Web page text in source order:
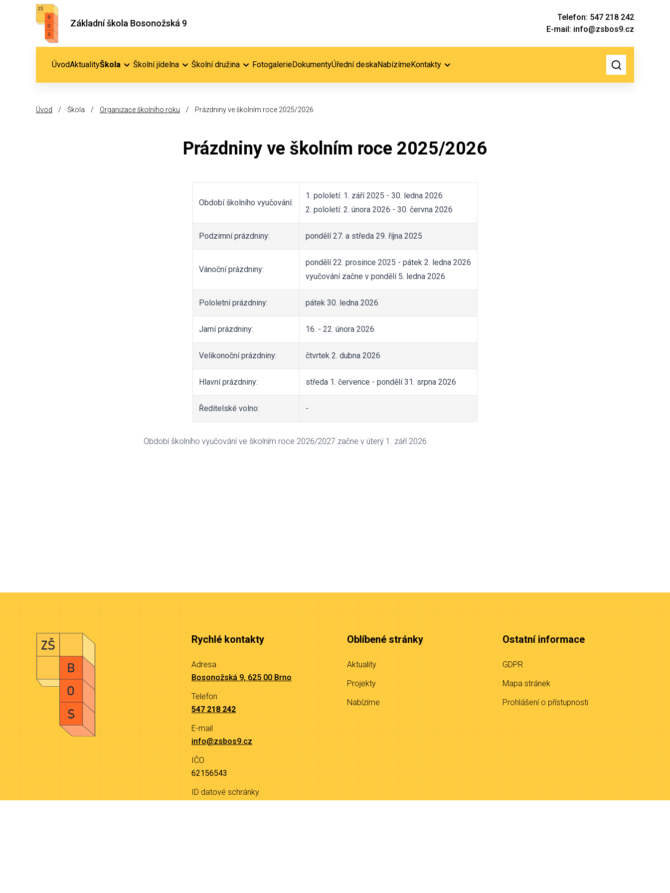
Základní škola Bosonožská 9
Telefon: 547 218 242
E-mail: info@zsbos9.cz
ÚvodAktualityŠkola Školní jídelna Školní družina FotogalerieDokumentyÚřední deskaNabízímeKontakty
Úvod / Škola / Organizace školního roku / Prázdniny ve školním roce 2025/2026
Prázdniny ve školním roce 2025/2026
Období školního vyučování:
1. pololetí: 1. září 2025 - 30. ledna 2026
2. pololetí: 2. února 2026 - 30. června 2026
Podzimní prázdniny: pondělí 27. a středa 29. října 2025
Vánoční prázdniny:
pondělí 22. prosince 2025 - pátek 2. ledna 2026
vyučování začne v pondělí 5. ledna 2026
Pololetní prázdniny: pátek 30. ledna 2026
Jarní prázdniny: 16. - 22. února 2026
Velikonoční prázdniny: čtvrtek 2. dubna 2026
Hlavní prázdniny: středa 1. července - pondělí 31. srpna 2026
Ředitelské volno: -
Období školního vyučování ve školním roce 2026/2027 začne v úterý 1. září 2026.
Rychlé kontakty
Adresa
Bosonožská 9, 625 00 Brno
Telefon
547 218 242
E-mail
info@zsbos9.cz
IČO
62156543
ID datové schránky
Oblíbené stránky
Aktuality
Projekty
Nabízíme
Ostatní informace
GDPR
Mapa stránek
Prohlášení o přístupnosti